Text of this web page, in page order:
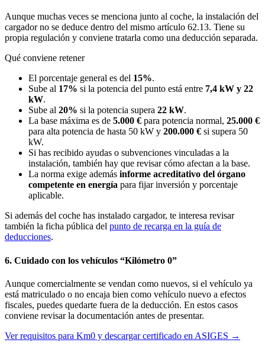
Aunque muchas veces se menciona junto al coche, la instalación del
cargador no se deduce dentro del mismo artículo 62.13. Tiene su
propia regulación y conviene tratarla como una deducción separada.
Qué conviene retener
El porcentaje general es del 15%.
Sube al 17% si la potencia del punto está entre 7,4 kW y 22
kW.
Sube al 20% si la potencia supera 22 kW.
La base máxima es de 5.000 € para potencia normal, 25.000 €
para alta potencia de hasta 50 kW y 200.000 € si supera 50
kW.
Si has recibido ayudas o subvenciones vinculadas a la
instalación, también hay que revisar cómo afectan a la base.
La norma exige además informe acreditativo del órgano
competente en energía para fijar inversión y porcentaje
aplicable.
Si además del coche has instalado cargador, te interesa revisar
también la ficha pública del punto de recarga en la guía de
deducciones.
6. Cuidado con los vehículos “Kilómetro 0”
Aunque comercialmente se vendan como nuevos, si el vehículo ya
está matriculado o no encaja bien como vehículo nuevo a efectos
fiscales, puedes quedarte fuera de la deducción. En estos casos
conviene revisar la documentación antes de presentar.
Ver requisitos para Km0 y descargar certificado en ASIGES →